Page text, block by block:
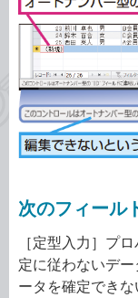
次のフィール
［定型入力］プ
定に従わないデ
ータを確定でき